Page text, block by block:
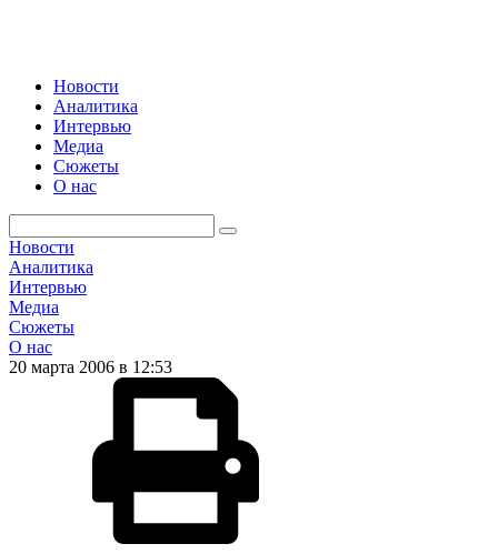
Новости
Аналитика
Интервью
Медиа
Сюжеты
О нас
Новости
Аналитика
Интервью
Медиа
Сюжеты
О нас
20 марта 2006 в 12:53